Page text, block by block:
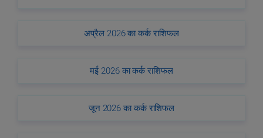
अप्रैल 2026 का कर्क राशिफल
मई 2026 का कर्क राशिफल
जून 2026 का कर्क राशिफल